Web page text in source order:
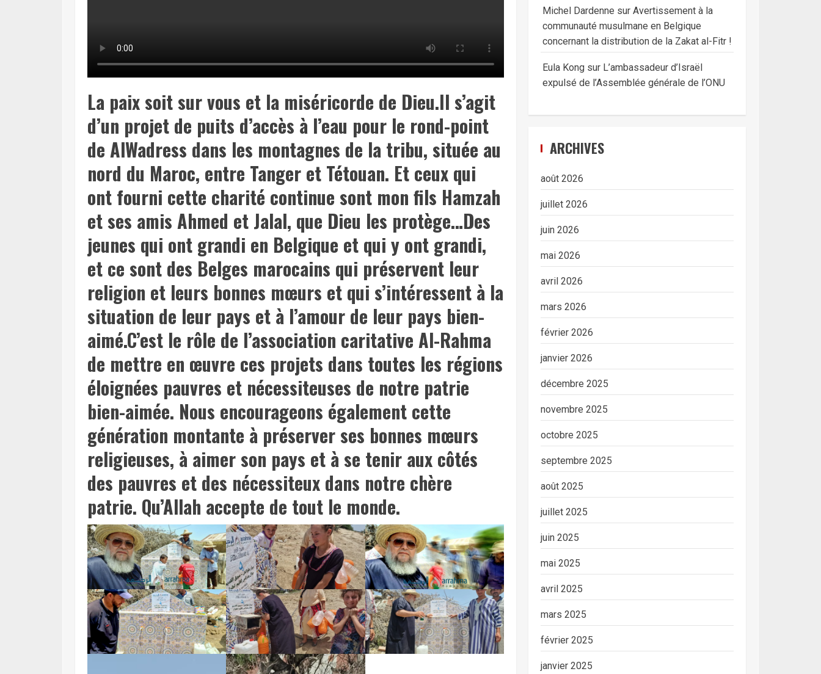
La paix soit sur vous et la miséricorde de Dieu.Il s’agit
d’un projet de puits d’accès à l’eau pour le rond-point
de AlWadress dans les montagnes de la tribu, située au
nord du Maroc, entre Tanger et Tétouan. Et ceux qui
ont fourni cette charité continue sont mon fils Hamzah
et ses amis Ahmed et Jalal, que Dieu les protège…Des
jeunes qui ont grandi en Belgique et qui y ont grandi,
et ce sont des Belges marocains qui préservent leur
religion et leurs bonnes mœurs et qui s’intéressent à la
situation de leur pays et à l’amour de leur pays bien-
aimé.C’est le rôle de l’association caritative Al-Rahma
de mettre en œuvre ces projets dans toutes les régions
éloignées pauvres et nécessiteuses de notre patrie
bien-aimée. Nous encourageons également cette
génération montante à préserver ses bonnes mœurs
religieuses, à aimer son pays et à se tenir aux côtés
des pauvres et des nécessiteux dans notre chère
patrie. Qu’Allah accepte de tout le monde.
Michel Dardenne sur Avertissement à la
communauté musulmane en Belgique
concernant la distribution de la Zakat al-Fitr !
Eula Kongsur L’ambassadeur d’Israël
expulsé de l’Assemblée générale de l’ONU
ARCHIVES
août 2026
juillet 2026
juin 2026
mai 2026
avril 2026
mars 2026
février 2026
janvier 2026
décembre 2025
novembre 2025
octobre 2025
septembre 2025
août 2025
juillet 2025
juin 2025
mai 2025
avril 2025
mars 2025
février 2025
janvier 2025